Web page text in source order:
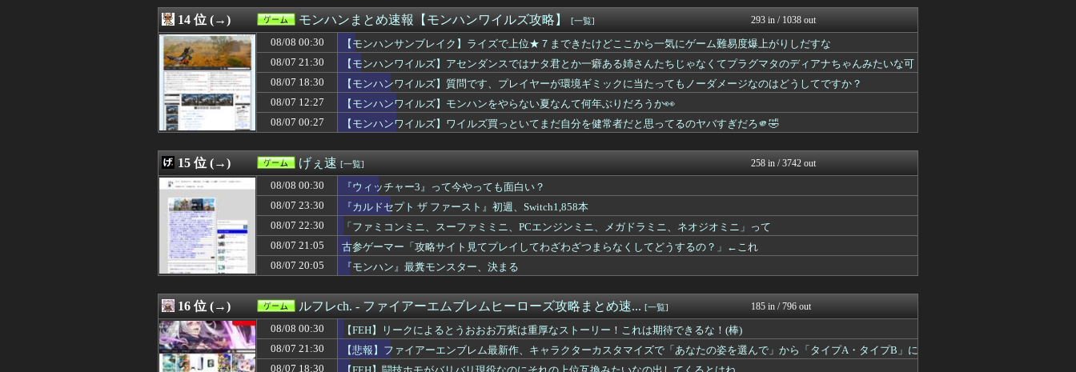
08/07 12:35
【FGO】バッファーとしても十分使えるね。レオニダス強化みんなの反応まとめ
FGOまとめ速報
08/07 12:30
【FEH】タイトル変わってるな 前はヒーローズで終わってたのにどうした
ルフレch. - ファイア...
08/07 12:30
【崩壊スターレイル】この売り上げ前年比「3割減」は何が原因なの？なにかしたかい...
原神速報 | GENSHI...
08/07 12:27
【モンハンワイルズ】モンハンをやらない夏なんて何年ぶりだろうか👀
モンハンまとめ速報【モンハ...
08/07 12:25
【画像】咲-saki-作者、ようやく『奇乳』に気付くｗｗｗｗ
ゲーム魔人
08/07 12:10
【FF14】ハウジング勢が制作した〇〇なアパート風ハウジング内装が凄すぎると話...
馬鳥速報
08/07 12:08
【ウマ娘】バッドイベントの中でもサボり癖だけは許さん
ウマ娘まとめ超速報！
08/07 12:03
【遊戯王】サイバーストラクはなんなんこれ？
08/07 12:01
【ウマ娘】美浦寮が主催する納涼夏祭りで各ウマ娘が出しそうな催し物
うまぴょいチャンネル -ウ...
08/07 12:01
4VS4タッグチームバトル格闘ゲーム『MARVEL Tōkon: Fighti...
PlaySphere | ...
08/07 12:00
【東方】魔理沙「暑いぜ」 2ch東方スレ観測所
14 位 (→) モンハンまとめ速報【モンハンワイルズ攻略】 [一覧] 293 in / 1038 out
08/08 00:30
【モンハンサンブレイク】ライズで上位★７まできたけどここから一気にゲーム難易度爆上がりしだすな
08/07 21:30
【モンハンワイルズ】アセンダンスではナタ君とか一癖ある姉さんたちじゃなくてプラグマタのディアナちゃんみたいな可
愛い娘を相棒に冒険したいです
08/07 18:30
【モンハンワイルズ】質問です、プレイヤーが環境ギミックに当たってもノーダメージなのはどうしてですか？
08/07 12:27
【モンハンワイルズ】モンハンをやらない夏なんて何年ぶりだろうか👀
08/07 00:27
【モンハンワイルズ】ワイルズ買っといてまだ自分を健常者だと思ってるのヤバすぎだろ🫵🤣
15 位 (→) げぇ速 [一覧] 258 in / 3742 out
08/08 00:30
『ウィッチャー3』って今やっても面白い？
08/07 23:30
『カルドセプト ザ ファースト』初週、Switch1,858本
08/07 22:30
「ファミコンミニ、スーファミミニ、PCエンジンミニ、メガドラミニ、ネオジオミニ」って
08/07 21:05
古参ゲーマー「攻略サイト見てプレイしてわざわざつまらなくしてどうするの？」←これ
08/07 20:05
『モンハン』最糞モンスター、決まる
16 位 (→) ルフレch. - ファイアーエムブレムヒーローズ攻略まとめ速... [一覧] 185 in / 796 out
08/08 00:30
【FEH】リークによるとうおおお万紫は重厚なストーリー！これは期待できるな！(棒)
08/07 21:30
【悲報】ファイアーエンブレム最新作、キャラクターカスタマイズで「あなたの姿を選んで」から「タイプA・タイプB」に
変えただけで「ポリコレに屈した」と批判されてしまう
08/07 18:30